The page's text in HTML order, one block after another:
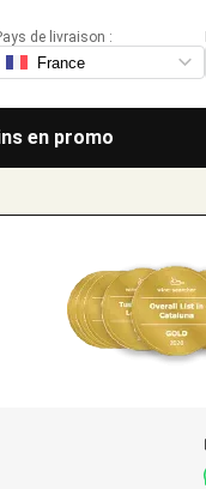
en promo
de livraison :